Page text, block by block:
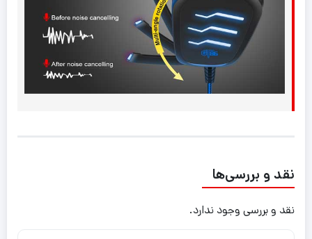
نقد و بررسی‌ها
نقد و بررسی وجود ندارد.